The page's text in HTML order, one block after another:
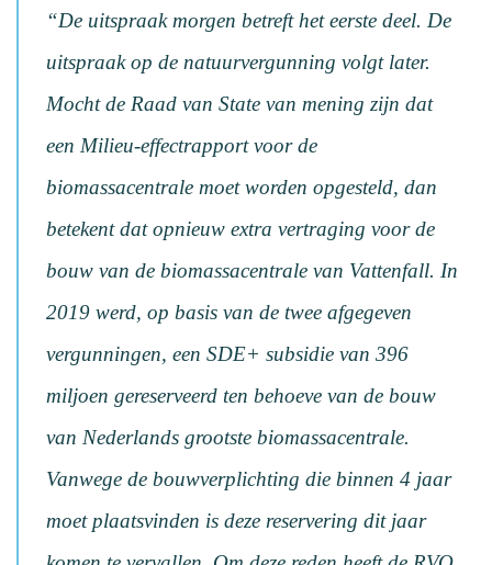
“De uitspraak morgen betreft het eerste deel. De
uitspraak op de natuurvergunning volgt later.
Mocht de Raad van State van mening zijn dat
een Milieu-effectrapport voor de
biomassacentrale moet worden opgesteld, dan
betekent dat opnieuw extra vertraging voor de
bouw van de biomassacentrale van Vattenfall. In
2019 werd, op basis van de twee afgegeven
vergunningen, een SDE+ subsidie van 396
miljoen gereserveerd ten behoeve van de bouw
van Nederlands grootste biomassacentrale.
Vanwege de bouwverplichting die binnen 4 jaar
moet plaatsvinden is deze reservering dit jaar